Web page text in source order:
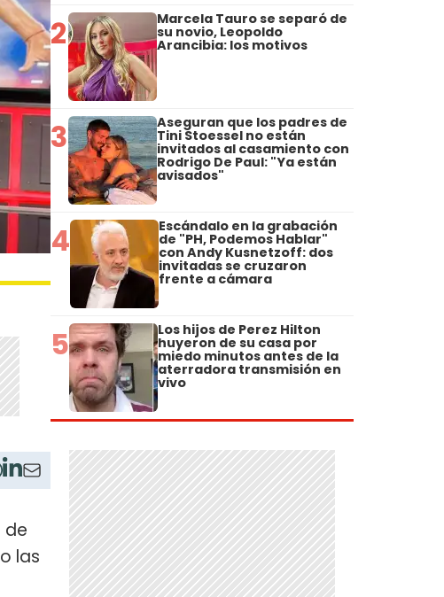
de
las
2 Marcela Tauro se separó de
su novio, Leopoldo
Arancibia: los motivos
3 Aseguran que los padres de
Tini Stoessel no están
invitados al casamiento con
Rodrigo De Paul: "Ya están
avisados"
4 Escándalo en la grabación
de "PH, Podemos Hablar"
con Andy Kusnetzoff: dos
invitadas se cruzaron
frente a cámara
5 Los hijos de Perez Hilton
huyeron de su casa por
miedo minutos antes de la
aterradora transmisión en
vivo